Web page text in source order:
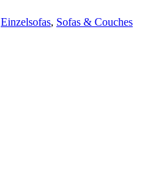
Einzelsofas, Sofas & Couches